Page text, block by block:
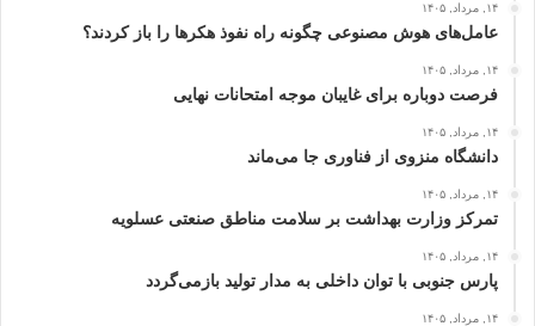
۱۴, مرداد, ۱۴۰۵
عامل‌های هوش مصنوعی چگونه راه نفوذ هکرها را باز کردند؟
۱۴, مرداد, ۱۴۰۵
فرصت دوباره برای غایبان موجه امتحانات نهایی
۱۴, مرداد, ۱۴۰۵
دانشگاه منزوی از فناوری جا می‌ماند
۱۴, مرداد, ۱۴۰۵
تمرکز وزارت بهداشت بر سلامت مناطق صنعتی عسلویه
۱۴, مرداد, ۱۴۰۵
پارس جنوبی با توان داخلی به مدار تولید بازمی‌گردد
۱۴, مرداد, ۱۴۰۵